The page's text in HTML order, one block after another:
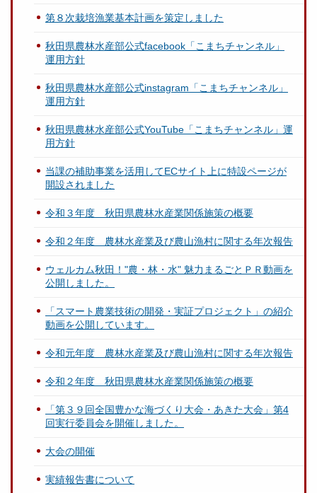
第８次栽培漁業基本計画を策定しました
秋田県農林水産部公式facebook「こまちチャンネル」
運用方針
秋田県農林水産部公式instagram「こまちチャンネル」
運用方針
秋田県農林水産部公式YouTube「こまちチャンネル」運
用方針
当課の補助事業を活用してECサイト上に特設ページが
開設されました
令和３年度 秋田県農林水産業関係施策の概要
令和２年度 農林水産業及び農山漁村に関する年次報告
ウェルカム秋田！"農・林・水" 魅力まるごとＰＲ動画を
公開しました。
「スマート農業技術の開発・実証プロジェクト」の紹介
動画を公開しています。
令和元年度 農林水産業及び農山漁村に関する年次報告
令和２年度 秋田県農林水産業関係施策の概要
「第３９回全国豊かな海づくり大会・あきた大会」第4
回実行委員会を開催しました。
大会の開催
実績報告書について